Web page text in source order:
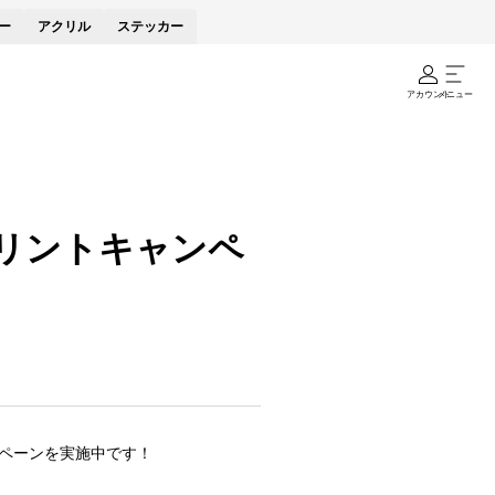
アクリル ステッカー
アカウントメニュー
ントキャンペ
ーンを実施中です！